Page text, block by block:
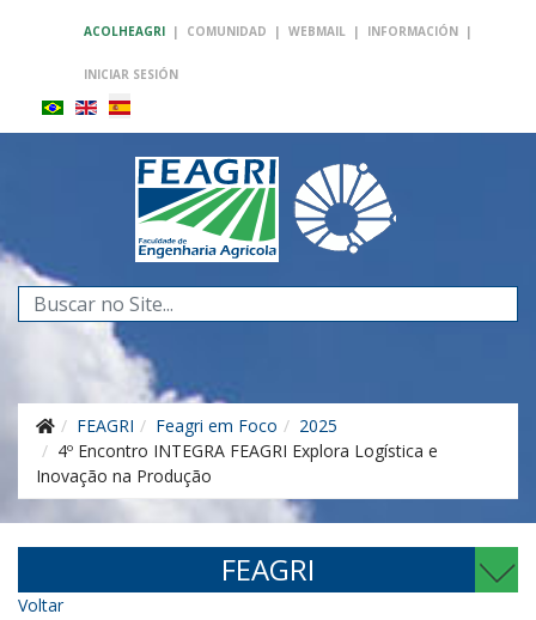
ACOLHEAGRI | COMUNIDAD | WEBMAIL | INFORMACIÓN |
INICIAR SESIÓN
Buscar...
FEAGRI Feagri em Foco
2025
4º Encontro INTEGRA FEAGRI Explora Logística e
Inovação na Produção
FEAGRI
Voltar